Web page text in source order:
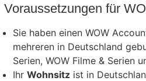
Voraussetzungen für
Sie haben einen WOW
mehreren in Deutschland
Serien, WOW Filme & Serien
Ihr Wohnsitz ist in